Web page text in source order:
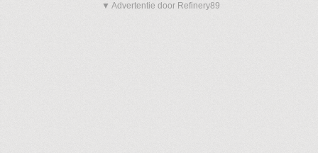
▼ Advertentie door Refinery89